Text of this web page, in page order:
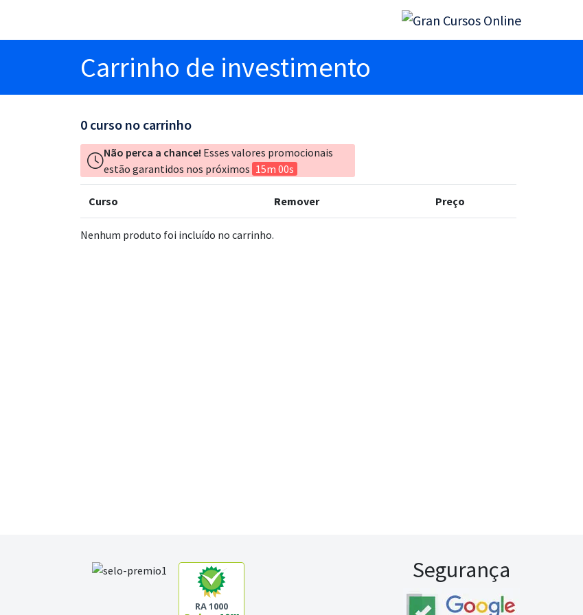
Carrinho de investimento
0 curso no carrinho
Não perca a chance! Esses valores promocionais
estão garantidos nos próximos 15m 00s
Curso Remover Preço
Nenhum produto foi incluído no carrinho.
RA 1000
Segurança